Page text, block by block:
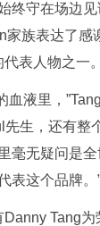
终守在场边
家族表达了感
表人物之一。
血液里，
生，还有整
无疑问是全
表这个品牌。
Tang为